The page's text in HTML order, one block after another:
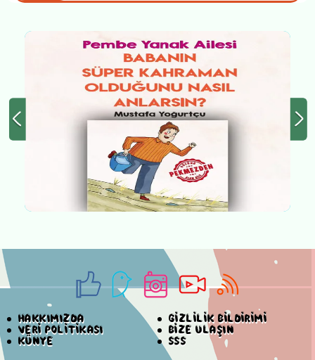
HAKKIMIZDA
GİZLİLİK BİLDİRİMİ
VERİ POLİTİKASI
BİZE ULAŞIN
KÜNYE
SSS